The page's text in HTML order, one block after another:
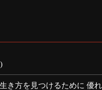
き方を見つけるために 優れ